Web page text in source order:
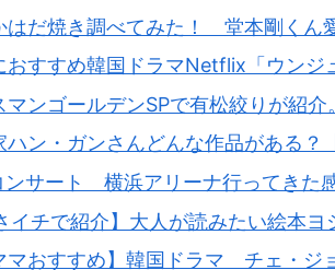
はだ焼き調べてみた！ 堂本剛くん
おすすめ韓国ドラマNetflix「ウンジ
マンゴールデンSPで有松絞りが紹介
ハン・ガンさんどんな作品がある？
サート 横浜アリーナ行ってきた
イチで紹介】大人が読みたい絵本
マおすすめ】韓国ドラマ チェ・